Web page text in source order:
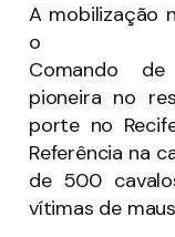
A mobilização
o
Comando
pioneira no
porte no
Referência na
de 500
vítimas de